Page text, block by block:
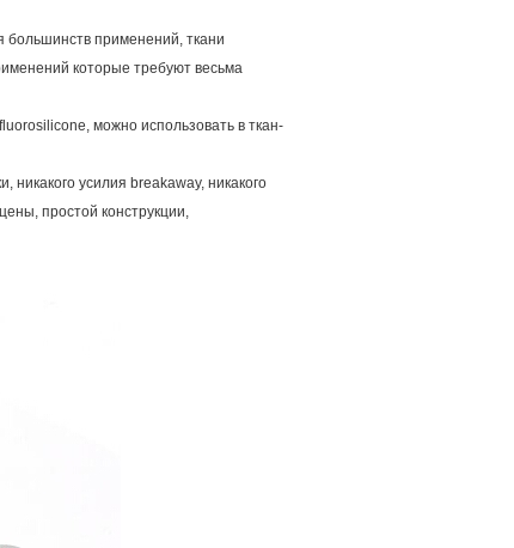
большинств применений, ткани
которые требуют весьма
можно использовать в ткан-
никакого усилия breakaway, никакого
простой конструкции,